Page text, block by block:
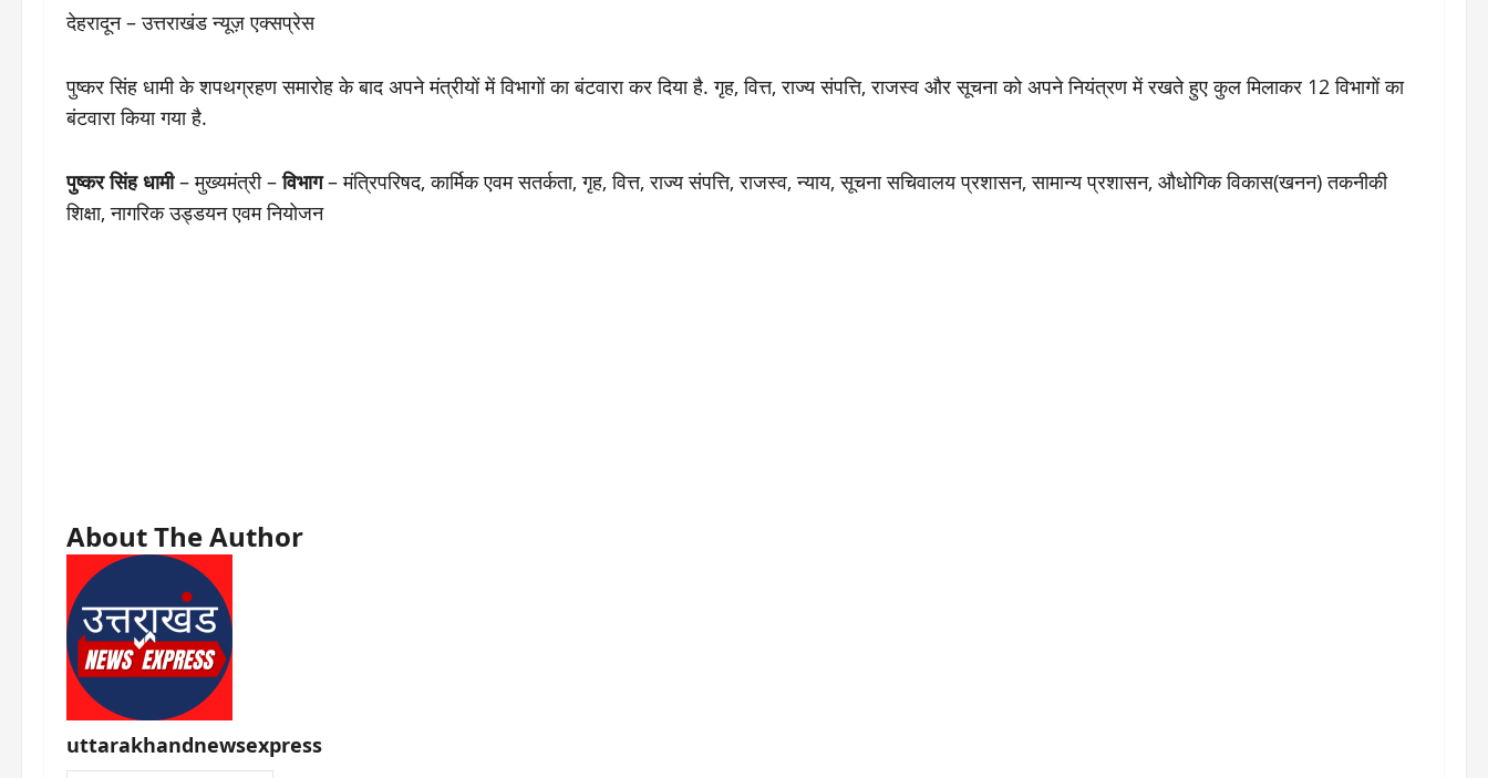
देहरादून – उत्तराखंड न्यूज़ एक्सप्रेस
पुष्कर सिंह धामी के शपथग्रहण समारोह के बाद अपने मंत्रीयों में विभागों का बंटवारा कर दिया है. गृह, वित्त, राज्य संपत्ति, राजस्व और सूचना को अपने नियंत्रण में रखते हुए कुल मिलाकर 12 विभागों का
बंटवारा किया गया है.
पुष्कर सिंह धामी– मुख्यमंत्री –विभाग– मंत्रिपरिषद, कार्मिक एवम सतर्कता, गृह, वित्त, राज्य संपत्ति, राजस्व, न्याय, सूचना सचिवालय प्रशासन, सामान्य प्रशासन, औधोगिक विकास(खनन) तकनीकी
शिक्षा, नागरिक उड्डयन एवम नियोजन
About The Author
uttarakhandnewsexpress